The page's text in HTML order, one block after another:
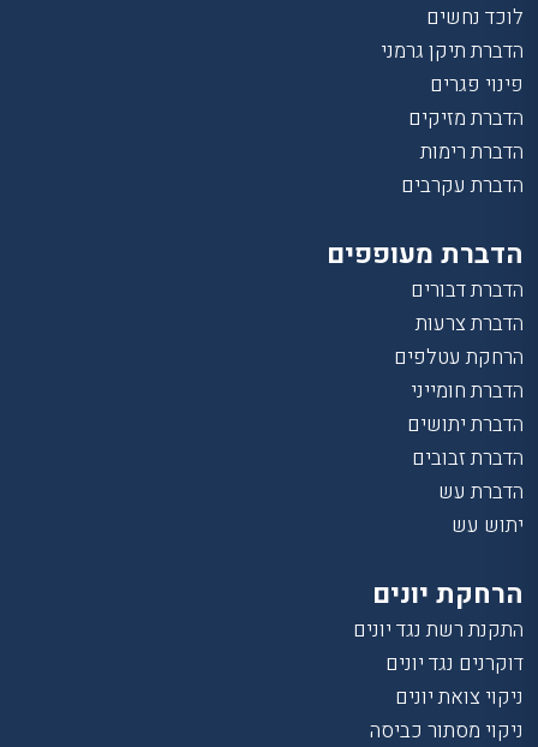
לוכד נחשים
הדברת תיקן גרמני
פינוי פגרים
הדברת מזיקים
הדברת רימות
הדברת עקרבים
הדברת מעופפים
הדברת דבורים
הדברת צרעות
הרחקת עטלפים
הדברת חומייני
הדברת יתושים
הדברת זבובים
הדברת עש
יתוש עש
הרחקת יונים
התקנת רשת נגד יונים
דוקרנים נגד יונים
ניקוי צואת יונים
ניקוי מסתור כביסה